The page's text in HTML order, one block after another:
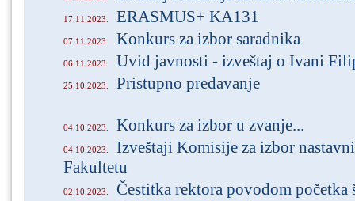
17.11.2023. ERASMUS+ KA131
07.11.2023. Konkurs za izbor saradnika
06.11.2023. Uvid javnosti - izveštaj o Ivani
25.10.2023. Pristupno predavanje
04.10.2023. Konkurs za izbor u zvanje...
04.10.2023.
Izveštaji Komisije za izbor
Fakultetu
02.10.2023. Čestitka rektora povodom početka